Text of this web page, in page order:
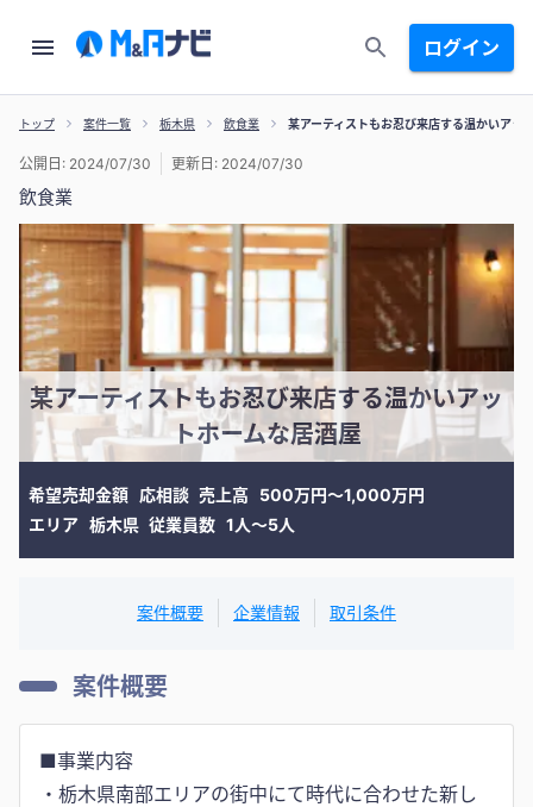
ログイン
トップ 案件一覧 栃木県 飲食業 某アーティストもお忍び来店する温かいアッ
飲食業
公開日: 2024/07/30 更新日: 2024/07/30
某アーティストもお忍び来店する温かいアッ
トホームな居酒屋
希望売却金額 応相談 売上高
500万円〜1,000万円
エリア 栃木県 従業員数 1人〜5人
案件概要 企業情報 取引条件
案件概要
■事業内容
・栃木県南部エリアの街中にて時代に合わせた新し